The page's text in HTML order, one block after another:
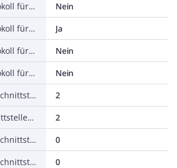
Unterstützt Protokoll für INTERBUS-Safety
Nein
Unterstützt Protokoll für PROFIsafe
Ja
Unterstützt Protokoll für SafetyBUS p
Nein
Unterstützt Protokoll für sonstige Bussysteme
Nein
Anzahl der HW-Schnittstellen Industrial Ethernet
2
Anzahl der Schnittstellen PROFINET
2
Anzahl der HW-Schnittstellen seriell RS-232
0
Anzahl der HW-Schnittstellen seriell RS-422
0